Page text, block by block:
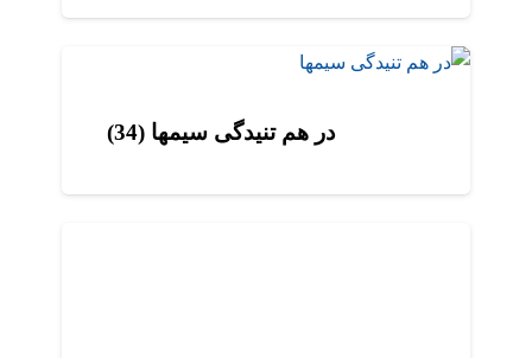
در هم تنیدگی سیمها (34)